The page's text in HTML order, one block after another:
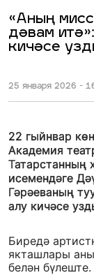
«Аның
дәвам
кичәсе
25 января 2026 -
22 гыйнвар
Академия
Татарстанның
исемендәге
Гәрәеваның
алу кичәсе
Биредә
якташлары
белән бүлеште.